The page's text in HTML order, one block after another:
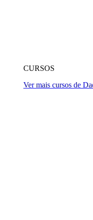
CURSOS
Ver mais cursos de